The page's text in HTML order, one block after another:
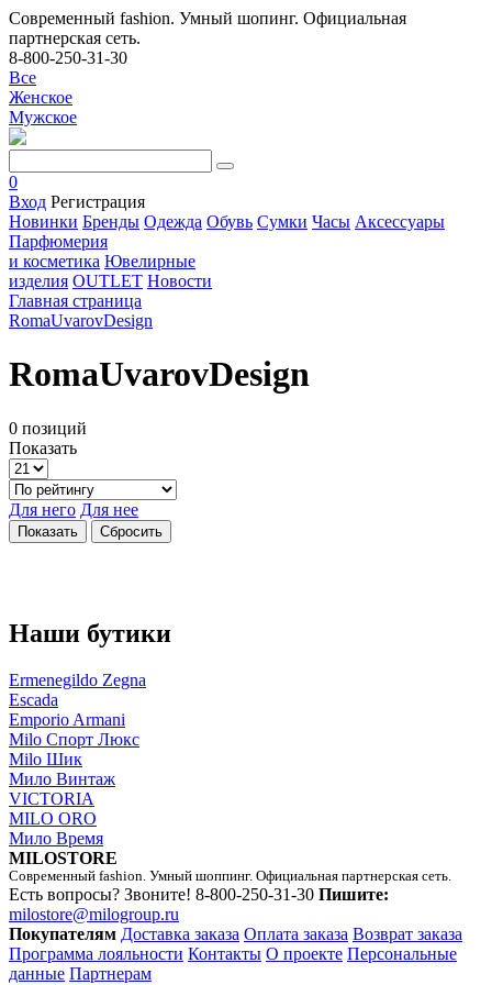
Современный fashion. Умный шопинг. Официальная
партнерская сеть.
8-800-250-31-30
Все
Женское
Мужское
0
Вход Регистрация
Новинки Бренды Одежда Обувь Сумки Часы Аксессуары
Парфюмерия
и косметика Ювелирные
изделия OUTLET Новости
Главная страница
RomaUvarovDesign
RomaUvarovDesign
0 позиций
Показать
Для него Для нее
Наши бутики
Ermenegildo Zegna
Escada
Emporio Armani
Milo Спорт Люкс
Milo Шик
Мило Винтаж
VICTORIA
MILO ORO
Мило Время
MILOSTORE
Современный fashion. Умный шоппинг. Официальная партнерская сеть.
Есть вопросы? Звоните! 8-800-250-31-30 Пишите:
milostore@milogroup.ru
Покупателям Доставка заказа Оплата заказа Возврат заказа
Программа лояльности Контакты О проекте Персональные
данные Партнерам